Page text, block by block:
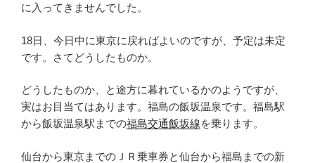
に入ってきませんでした。
18日、今日中に東京に戻ればよいのですが、予定は未定
です。さてどうしたものか。
どうしたものか、と途方に暮れているかのようですが、
実はお目当てはあります。福島の飯坂温泉です。福島駅
から飯坂温泉駅までの福島交通飯坂線を乗ります。
仙台から東京までのＪＲ乗車券と仙台から福島までの新